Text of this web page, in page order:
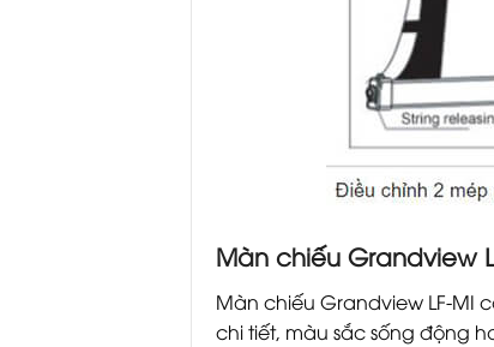
Màn chiếu Grandview
Màn chiếu Grandview LF-MI
chi tiết, màu sắc sống động